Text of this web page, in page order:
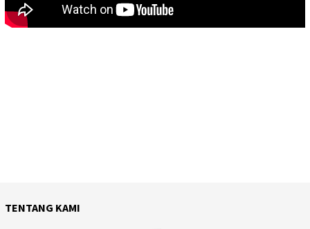
TENTANG KAMI